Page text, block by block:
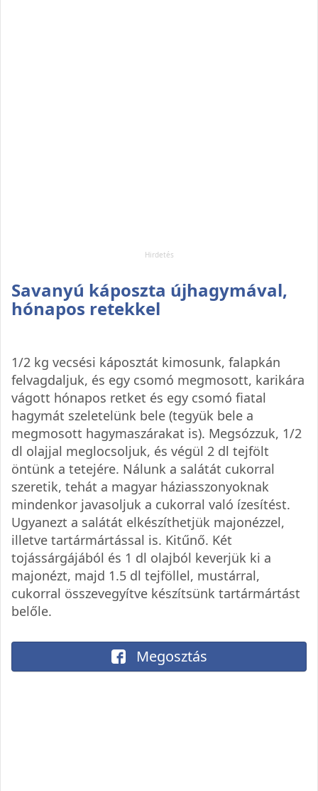
Savanyú káposzta újhagymával,
hónapos retekkel
1/2 kg vecsési káposztát kimosunk, falapkán
felvagdaljuk, és egy csomó megmosott, karikára
vágott hónapos retket és egy csomó fiatal
hagymát szeletelünk bele (tegyük bele a
megmosott hagymaszárakat is). Megsózzuk, 1/2
dl olajjal meglocsoljuk, és végül 2 dl tejfölt
öntünk a tetejére. Nálunk a salátát cukorral
szeretik, tehát a magyar háziasszonyoknak
mindenkor javasoljuk a cukorral való ízesítést.
Ugyanezt a salátát elkészíthetjük majonézzel,
illetve tartármártással is. Kitűnő. Két
tojássárgájából és 1 dl olajból keverjük ki a
majonézt, majd 1.5 dl tejföllel, mustárral,
cukorral összevegyítve készítsünk tartármártást
belőle.
Megosztás